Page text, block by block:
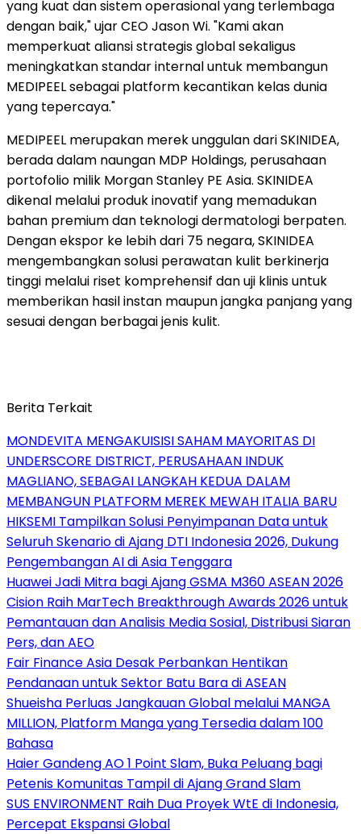
yang kuat dan sistem operasional yang terlembaga
dengan baik," ujar CEO Jason Wi. "Kami akan
memperkuat aliansi strategis global sekaligus
meningkatkan standar internal untuk membangun
MEDIPEEL sebagai platform kecantikan kelas dunia
yang tepercaya."
MEDIPEEL merupakan merek unggulan dari SKINIDEA,
berada dalam naungan MDP Holdings, perusahaan
portofolio milik Morgan Stanley PE Asia. SKINIDEA
dikenal melalui produk inovatif yang memadukan
bahan premium dan teknologi dermatologi berpaten.
Dengan ekspor ke lebih dari 75 negara, SKINIDEA
mengembangkan solusi perawatan kulit berkinerja
tinggi melalui riset komprehensif dan uji klinis untuk
memberikan hasil instan maupun jangka panjang yang
sesuai dengan berbagai jenis kulit.
Berita Terkait
MONDEVITA MENGAKUISISI SAHAM MAYORITAS DI
UNDERSCORE DISTRICT, PERUSAHAAN INDUK
MAGLIANO, SEBAGAI LANGKAH KEDUA DALAM
MEMBANGUN PLATFORM MEREK MEWAH ITALIA BARU
HIKSEMI Tampilkan Solusi Penyimpanan Data untuk
Seluruh Skenario di Ajang DTI Indonesia 2026, Dukung
Pengembangan AI di Asia Tenggara
Huawei Jadi Mitra bagi Ajang GSMA M360 ASEAN 2026
Cision Raih MarTech Breakthrough Awards 2026 untuk
Pemantauan dan Analisis Media Sosial, Distribusi Siaran
Pers, dan AEO
Fair Finance Asia Desak Perbankan Hentikan
Pendanaan untuk Sektor Batu Bara di ASEAN
Shueisha Perluas Jangkauan Global melalui MANGA
MILLION, Platform Manga yang Tersedia dalam 100
Bahasa
Haier Gandeng AO 1 Point Slam, Buka Peluang bagi
Petenis Komunitas Tampil di Ajang Grand Slam
SUS ENVIRONMENT Raih Dua Proyek WtE di Indonesia,
Percepat Ekspansi Global